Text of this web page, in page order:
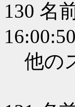
130 名
他の